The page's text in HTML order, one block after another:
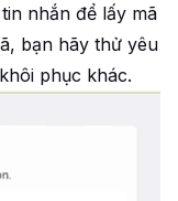
nhắn để lấy mã
bạn hãy thử yêu
phục khác.